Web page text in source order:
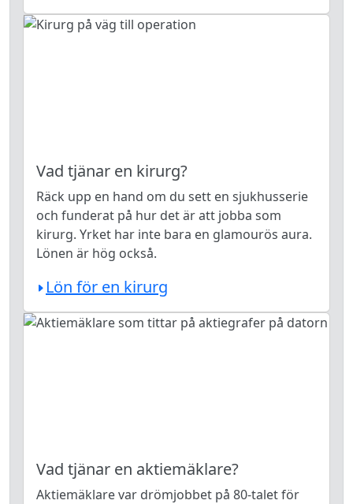
Vad tjänar en kirurg?
Räck upp en hand om du sett en sjukhusserie
och funderat på hur det är att jobba som
kirurg. Yrket har inte bara en glamourös aura.
Lönen är hög också.
Lön för en kirurg
Vad tjänar en aktiemäklare?
Aktiemäklare var drömjobbet på 80-talet för